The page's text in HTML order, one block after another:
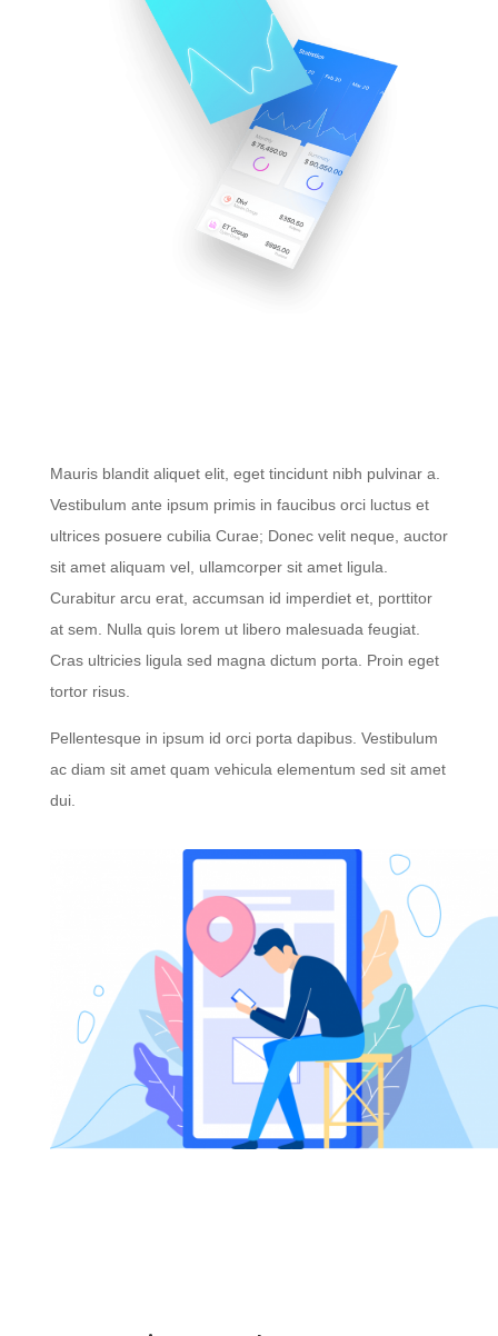
Mauris blandit aliquet elit, eget tincidunt nibh pulvinar a.
Vestibulum ante ipsum primis in faucibus orci luctus et
ultrices posuere cubilia Curae; Donec velit neque, auctor
sit amet aliquam vel, ullamcorper sit amet ligula.
Curabitur arcu erat, accumsan id imperdiet et, porttitor
at sem. Nulla quis lorem ut libero malesuada feugiat.
Cras ultricies ligula sed magna dictum porta. Proin eget
tortor risus.
Pellentesque in ipsum id orci porta dapibus. Vestibulum
ac diam sit amet quam vehicula elementum sed sit amet
dui.